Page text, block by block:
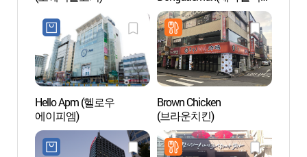
동대문)
Hello Apm (헬로우
에이피엠)
Brown Chicken
(브라운치킨)